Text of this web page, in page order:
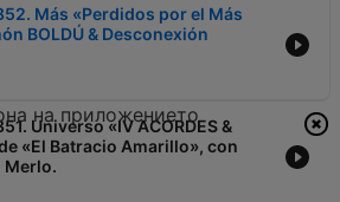
Más «Perdidos por el Más
BOLDÚ & Desconexión
Universo «IV ACORDES &
«El Batracio Amarillo», con
Merlo.